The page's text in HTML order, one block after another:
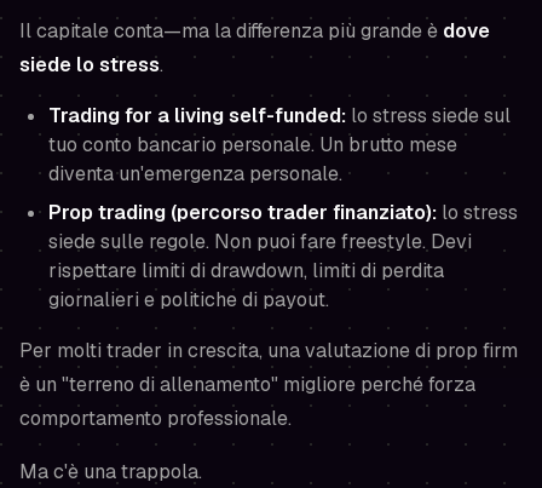
Il capitale conta—ma la differenza più grande è dove
siede lo stress.
Trading for a living self-funded: lo stress siede sul
tuo conto bancario personale. Un brutto mese
diventa un'emergenza personale.
Prop trading (percorso trader finanziato): lo stress
siede sulle regole. Non puoi fare freestyle. Devi
rispettare limiti di drawdown, limiti di perdita
giornalieri e politiche di payout.
Per molti trader in crescita, una valutazione di prop firm
è un "terreno di allenamento" migliore perché forza
comportamento professionale.
Ma c'è una trappola.